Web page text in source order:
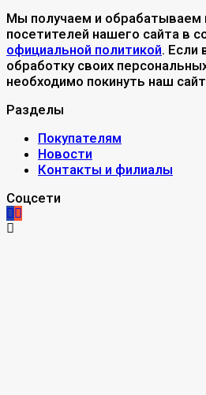
Мы получаем и обрабатываем
посетителей нашего сайта в
официальной политикой. Если
обработку своих
необходимо покинуть наш
Разделы
Покупателям
Новости
Контакты и филиалы
Соцсети